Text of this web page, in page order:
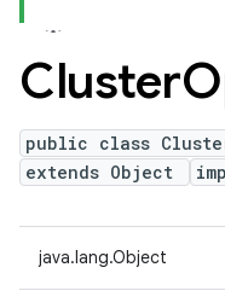
Cluster
public class
extends Object
java.lang.Object